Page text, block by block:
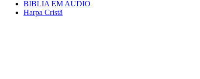
BIBLIA EM AUDIO
Harpa Cristã